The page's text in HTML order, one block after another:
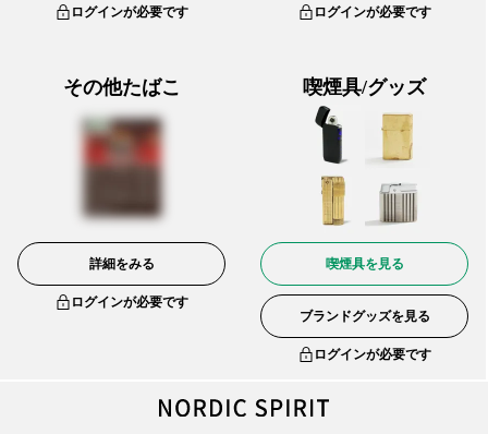
ログインが必要です ログインが必要です
その他たばこ
詳細をみる
ログインが必要です
喫煙具/グッズ
喫煙具を見る
ブランドグッズを見る
ログインが必要です